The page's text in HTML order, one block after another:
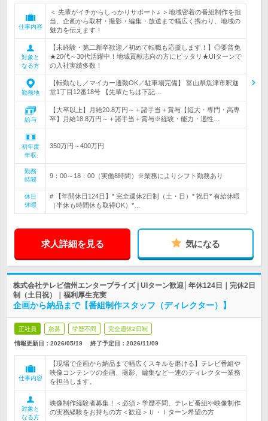
仕事内容
＜ 先輩がイチからしっかりサポート♪ ＞地域密着の番組制作を担
当、企画から取材・撮影・編集・放送まで幅広く携わり、地域の
魅力を伝えます！
対象と
なる方
【未経験・第二新卒歓迎／初めて転職も応援します！】◎要普免
★20代～30代活躍中！地域貢献志向の方にピッタリ★UIターンで
の入社実績多数！
勤務地
【転勤なし／マイカー通勤OK／駐車場完備】 富山県魚津市釈迦
堂1丁目12番18号 【先輩たちは下記…
給与
【大卒以上】月給20.8万円～＋諸手当＋賞与【短大・専門・高専
卒】月給18.8万円～＋諸手当＋賞与※経験・能力・適性…
初年度
年収
350万円～400万円
勤務
時間
9：00～18：00（実働8時間）※業務によりシフト勤務あり
休日
休暇
# 【年間休日124日】* 完全週休2日制（土・日）* 祝日* 有給休暇
（半休も時間休も取得OK）*…
求人詳細を見る 気になる
株式会社テレビ信州エンタープライズ | UIターン歓迎│年休124日｜完休2日
制（土日祝）｜福利厚生充実
企画から納品まで【番組制作スタッフ（ディレクター）】
正社員 急募 学歴不問 完全週休2日制
情報更新日：2026/05/19 終了予定日： 2026/11/09
仕事内容
【現場で企画から納品まで幅広くスキルを磨ける】テレビ番組や
映像コンテンツの企画、撮影、編集など一連のディレクター業務
を担当します。
対象と
なる方
映像制作経験者募集！＜必須＞学歴不問、テレビ番組や映像制作
の実務経験をお持ちの方＜歓迎＞Ｕ・Ｉターン希望の方